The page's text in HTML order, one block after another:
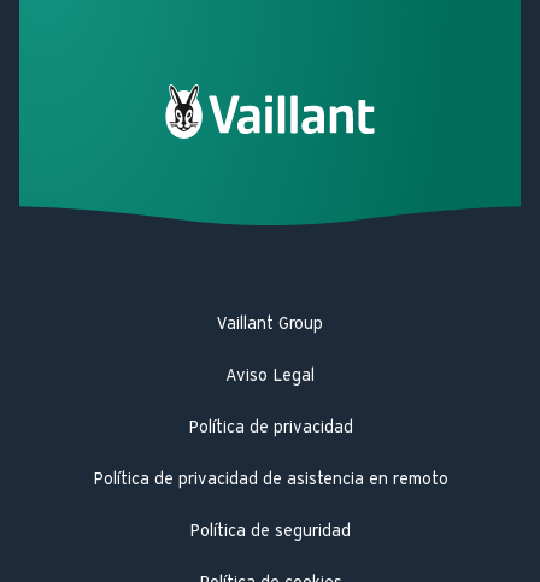
Vaillant Group
Aviso Legal
Política de privacidad
Política de privacidad de asistencia en remoto
Política de seguridad